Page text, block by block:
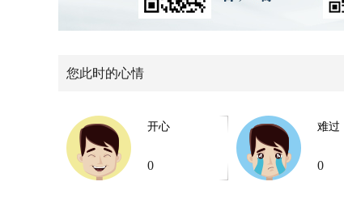
您此时的心情
开心
0
难过
0